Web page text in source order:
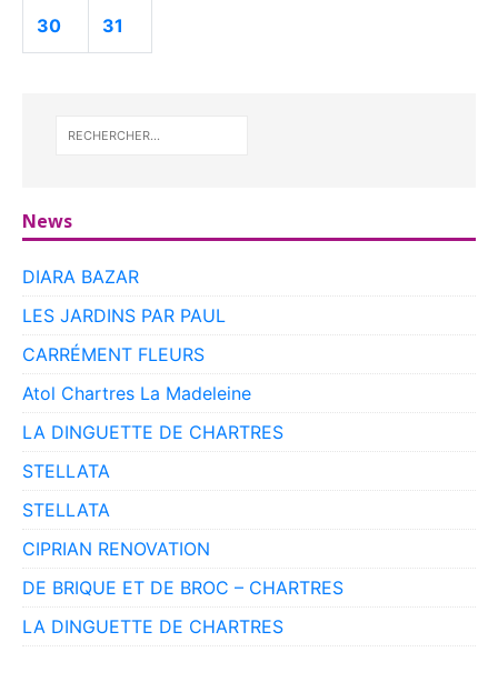
30 31
News
DIARA BAZAR
LES JARDINS PAR PAUL
CARRÉMENT FLEURS
Atol Chartres La Madeleine
LA DINGUETTE DE CHARTRES
STELLATA
STELLATA
CIPRIAN RENOVATION
DE BRIQUE ET DE BROC – CHARTRES
LA DINGUETTE DE CHARTRES